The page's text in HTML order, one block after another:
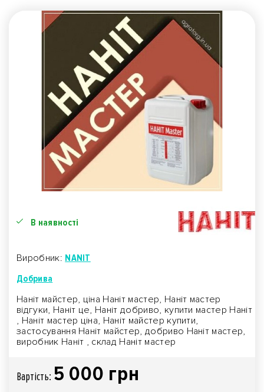
В наявності
Виробник: NANIT
Добрива
Наніт майстер, ціна Наніт мастер, Наніт мастер
відгуки, Наніт це, Наніт добриво, купити мастер Наніт
, Наніт мастер ціна, Наніт майстер купити,
застосування Наніт майстер, добриво Наніт мастер,
виробник Наніт , склад Наніт мастер
Вартiсть: 5 000 грн